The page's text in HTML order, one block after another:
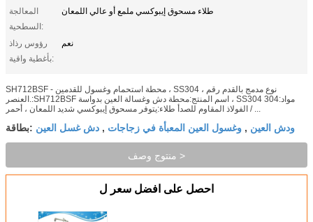
المعالجة
السطحية:
طلاء مسحوق إيبوكسي ملمع أو عالي اللمعان
رؤوس رذاذ
بأغطية واقية:
نعم
SH712BSF - محطة استحمام وغسول للقدمين ، SS304 ، نوع مدمج بالقدم رقم
العنصر.:SH712BSF اسم المنتج:محطة دش وغسالة العين بدواسة ، SS304 مواد:304
الفولاذ المقاوم للصدأ طلاء:يتوفر مسحوق إيبوكسي شديد اللمعان ، أحمر / ...
بطاقة: دش غسل العين , وغسول العين المعبأة في زجاجات , ودش العين
منتوج وصف >
احصل على افضل سعر ل